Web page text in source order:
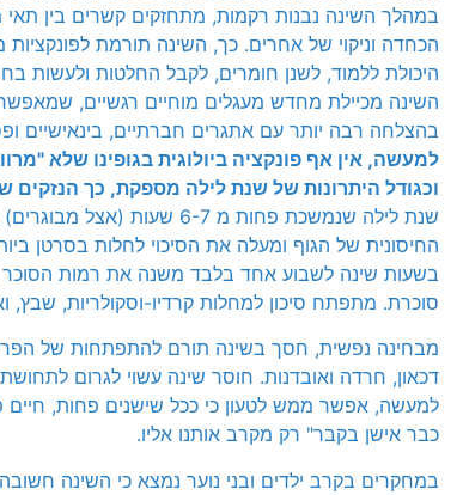
במהלך השינה נבנות רקמות, מתחזקים קשרים בין תאי
הכחדה וניקוי של אחרים. כך, השינה תורמת לפונקציות
היכולת ללמוד, לשנן חומרים, לקבל החלטות ולעשות
השינה מכיילת מחדש מעגלים מוחיים רגשיים,
בהצלחה רבה יותר עם אתגרים חברתיים, בינאישיים
למעשה, אין אף פונקציה ביולוגית בגופינו שלא
וכגודל היתרונות של שנת לילה מספקת, כך הנזקים
שנת לילה שנמשכת פחות מ 6-7
בשעות שינה לשבוע אחד בלבד משנה את רמות
סוכרת. מתפתח סיכון למחלות קרדיו-וסקולריות, שבץ,
מבחינה נפשית, חסך בשינה תורם להתפתחות של
דכאון, חרדה ואובדנות. חוסר שינה עשוי לגרום
למעשה, אפשר ממש לטעון כי ככל שישנים פחות,
כבר אישן בקבר" רק מקרב אותנו אליו.
במחקרים בקרב ילדים ובני נוער נמצא כי השינה